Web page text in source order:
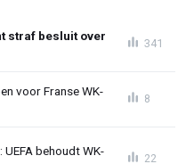
straf besluit over
341
voor Franse WK-
8
behoudt WK-
22